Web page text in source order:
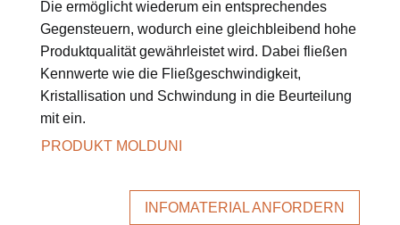
Die ermöglicht wiederum ein entsprechendes
Gegensteuern, wodurch eine gleichbleibend hohe
Produktqualität gewährleistet wird. Dabei fließen
Kennwerte wie die Fließgeschwindigkeit,
Kristallisation und Schwindung in die Beurteilung
mit ein.
PRODUKT MOLDUNI
INFOMATERIAL ANFORDERN